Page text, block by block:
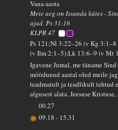
Vana-aasta
Meie aeg on Issanda kätes -
ajad. Ps 31:16
KLPR 47
Ps 121;Nl 3:22–26 (v Kg
(v Ilm 2:1–5);Lk 13:6–9 (v Mt
Igavene Jumal, me täname
möödunud aastal oled meile
teadmatult ja teadlikult tehtud
algusest alata. Jeesuse
00.27
09.18- 15.31